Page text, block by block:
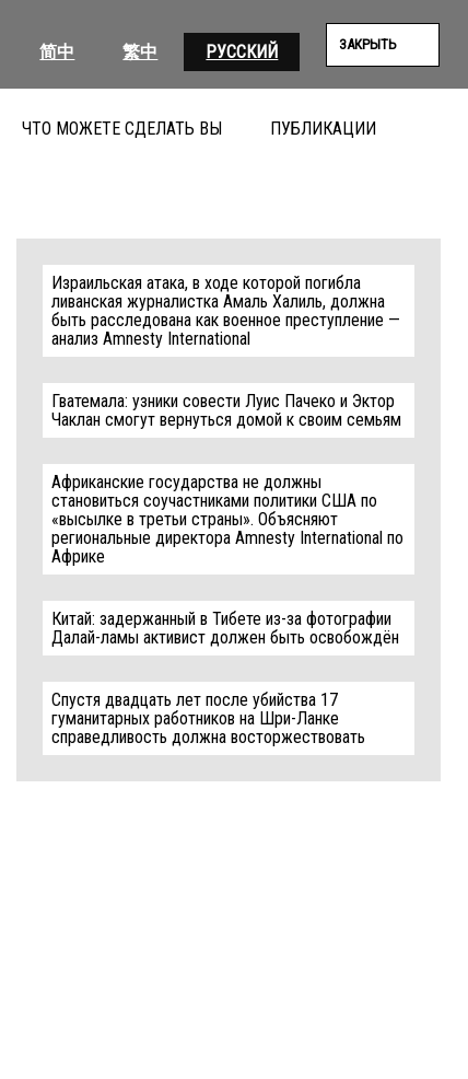
简中 繁中 РУССКИЙ ЗАКРЫТЬ
ЧТО МОЖЕТЕ СДЕЛАТЬ ВЫ ПУБЛИКАЦИИ
Израильская атака, в ходе которой погибла
ливанская журналистка Амаль Халиль, должна
быть расследована как военное преступление —
анализ Amnesty International
Гватемала: узники совести Луис Пачеко и Эктор
Чаклан смогут вернуться домой к своим семьям
Африканские государства не должны
становиться соучастниками политики США по
«высылке в третьи страны». Объясняют
региональные директора Amnesty International по
Африке
Китай: задержанный в Тибете из-за фотографии
Далай-ламы активист должен быть освобождён
Спустя двадцать лет после убийства 17
гуманитарных работников на Шри-Ланке
справедливость должна восторжествовать